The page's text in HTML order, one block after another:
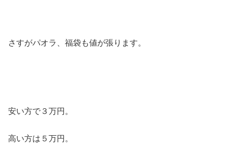
さすがパオラ、福袋も値が張ります。
安い方で３万円。
高い方は５万円。